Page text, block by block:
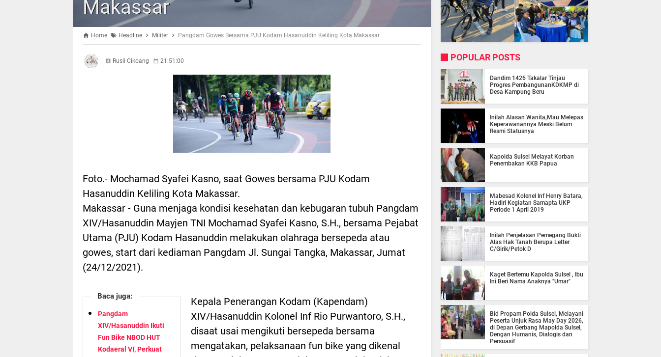
Makassar
Home Headline Militer Pangdam Gowes Bersama PJU Kodam Hasanuddin Keliling Kota Makassar
Rusli Cikoang 21:51:00
Foto.- Mochamad Syafei Kasno, saat Gowes bersama PJU Kodam
Hasanuddin Keliling Kota Makassar.
Makassar - Guna menjaga kondisi kesehatan dan kebugaran tubuh Pangdam
XIV/Hasanuddin Mayjen TNI Mochamad Syafei Kasno, S.H., bersama Pejabat
Utama (PJU) Kodam Hasanuddin melakukan olahraga bersepeda atau
gowes, start dari kediaman Pangdam Jl. Sungai Tangka, Makassar, Jumat
(24/12/2021).
Baca juga:
Pangdam
XIV/Hasanuddin Ikuti
Fun Bike NBOD HUT
Kodaeral VI, Perkuat
Kepala Penerangan Kodam (Kapendam)
XIV/Hasanuddin Kolonel Inf Rio Purwantoro, S.H.,
disaat usai mengikuti bersepeda bersama
mengatakan, pelaksanaan fun bike yang dikenal
POPULAR POSTS
Dandim 1426 Takalar Tinjau
Progres PembangunanKDKMP di
Desa Kampung Beru
Inilah Alasan Wanita,Mau Melepas
Keperawanannya Meski Belum
Resmi Statusnya
Kapolda Sulsel Melayat Korban
Penembakan KKB Papua
Mabesad Kolenel Inf Henry Batara,
Hadiri Kegiatan Samapta UKP
Periode 1 April 2019
Inilah Penjelasan Pemegang Bukti
Alas Hak Tanah Berupa Letter
C/Girik/Petok D
Kaget Bertemu Kapolda Sulsel , Ibu
Ini Beri Nama Anaknya "Umar"
Bid Propam Polda Sulsel, Melayani
Peserta Unjuk Rasa May Day 2026,
di Depan Gerbang Mapolda Sulsel,
Dengan Humanis, Dialogis dan
Persuasif